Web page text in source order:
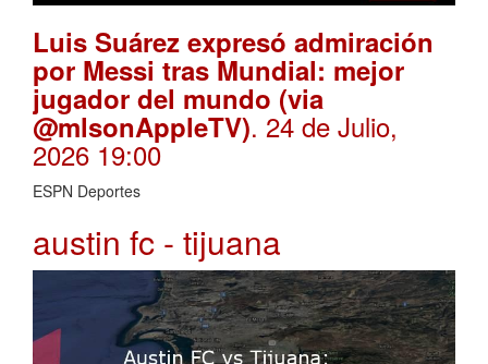
Luis Suárez expresó admiración
por Messi tras Mundial: mejor
jugador del mundo (via
@mlsonAppleTV). 24 de Julio,
2026 19:00
ESPN Deportes
austin fc - tijuana